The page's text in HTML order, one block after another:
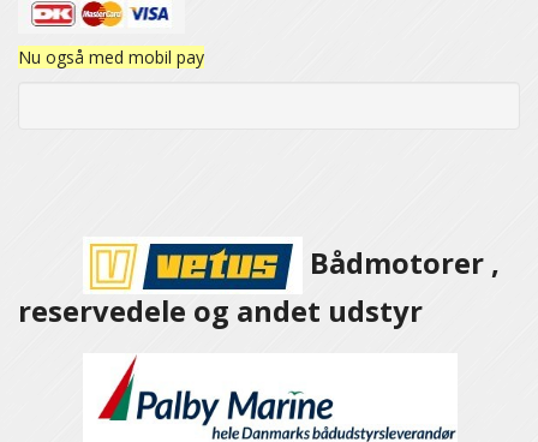
Nu også med mobil pay
Bådmotorer ,
reservedele og andet udstyr